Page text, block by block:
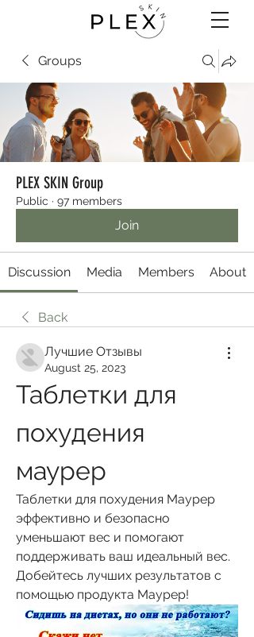
Groups
PLEX SKIN Group
Public · 97 members
Join
Discussion Media Members About
Back
Лучшие Отзывы
August 25, 2023
Таблетки для
похудения
маурер
Таблетки для похудения Маурер
эффективно и безопасно
уменьшают вес и помогают
поддерживать ваш идеальный вес.
Добейтесь лучших результатов с
помощью продукта Маурер!